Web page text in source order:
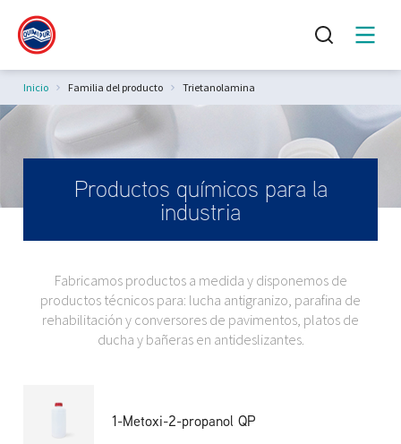
Estás aquí:
Inicio Familia del producto Trietanolamina
Productos químicos para la
industria
Fabricamos productos a medida y disponemos de
productos técnicos para: lucha antigranizo, parafina de
rehabilitación y conversores de pavimentos, platos de
ducha y bañeras en antideslizantes.
1-Metoxi-2-propanol QP